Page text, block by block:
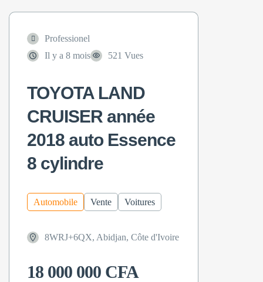
Professionel
Il y a 8 mois
521 Vues
TOYOTA LAND
CRUISER année
2018 auto Essence
8 cylindre
Automobile Vente Voitures
8WRJ+6QX, Abidjan, Côte d'Ivoire
18 000 000 CFA